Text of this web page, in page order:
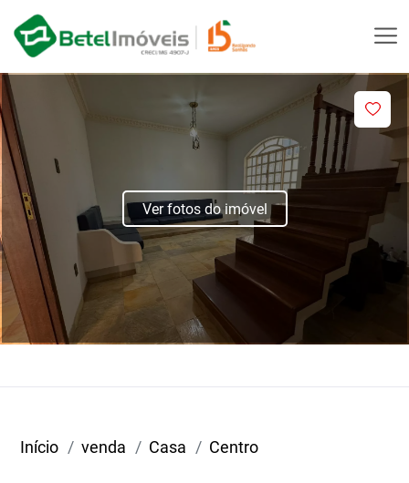
Ver fotos do imóvel
Início venda Casa Centro